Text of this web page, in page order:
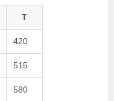
T
420
515
580